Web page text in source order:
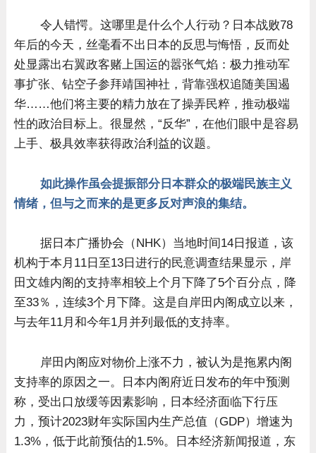
令人错愕。这哪里是什么个人行动？日本战败78
年后的今天，丝毫看不出日本的反思与悔悟，反而处
处显露出右翼政客赌上国运的嚣张气焰：极力推动军
事扩张、钻空子参拜靖国神社，背靠强权追随美国遏
华……他们将主要的精力放在了操弄民粹，推动极端
性的政治目标上。很显然，“反华”，在他们眼中是容易
上手、极具效率获得政治利益的议题。
如此操作虽会提振部分日本群众的极端民族主义
情绪，但与之而来的是更多反对声浪的集结。
据日本广播协会（NHK）当地时间14日报道，该
机构于本月11日至13日进行的民意调查结果显示，岸
田文雄内阁的支持率相较上个月下降了5个百分点，降
至33％，连续3个月下降。这是自岸田内阁成立以来，
与去年11月和今年1月并列最低的支持率。
岸田内阁应对物价上涨不力，被认为是拖累内阁
支持率的原因之一。日本内阁府近日发布的年中预测
称，受出口放缓等因素影响，日本经济面临下行压
力，预计2023财年实际国内生产总值（GDP）增速为
1.3%，低于此前预估的1.5%。日本经济新闻报道，东